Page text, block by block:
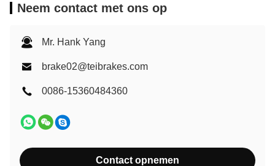
Neem contact met ons op
Mr. Hank Yang
brake02@teibrakes.com
0086-15360484360
Contact opnemen